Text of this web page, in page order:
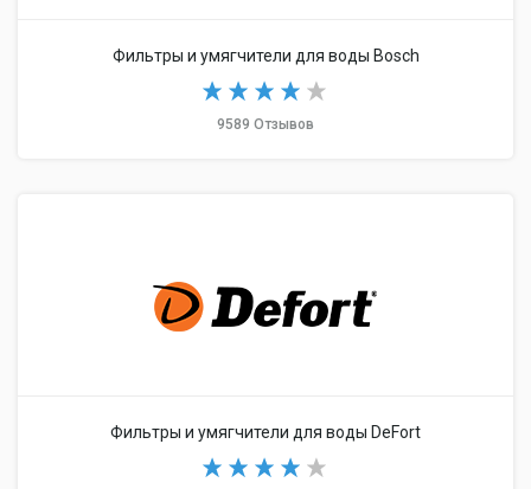
Фильтры и умягчители для воды Bosch
9589 Отзывов
Фильтры и умягчители для воды DeFort